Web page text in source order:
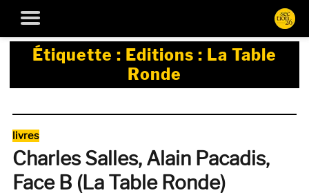
Étiquette : Editions : La Table
Ronde
Catégories
livres
Charles Salles, Alain Pacadis,
Face B (La Table Ronde)